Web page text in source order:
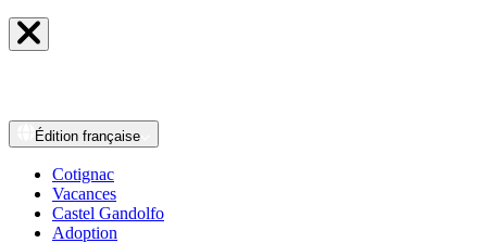
Édition française
Cotignac
Vacances
Castel Gandolfo
Adoption